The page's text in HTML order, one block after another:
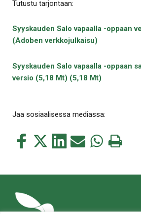
Tutustu tarjontaan:
Syyskauden Salo vapaalla -oppaan
(Adoben verkkojulkaisu)
Syyskauden Salo vapaalla -oppaan
versio (5,18 Mt) (5,18 Mt)
Jaa sosiaalisessa mediassa:
Jaa
Jaa
Jaa Jaa Jaa Tulosta